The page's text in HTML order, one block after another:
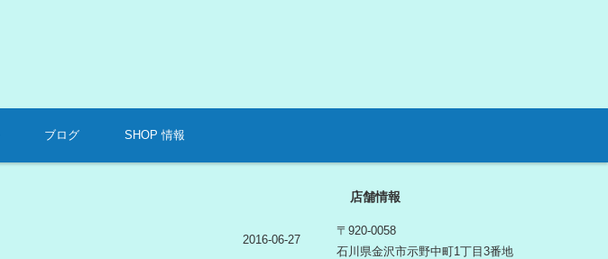
ブログ SHOP 情報
2016-06-27
店舗情報
〒920-0058
石川県金沢市示野中町1丁目3番地